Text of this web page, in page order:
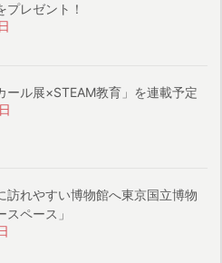
プレゼント！
ール展×STEAM教育」を連載予定
訪れやすい博物館へ東京国立博物
ペース」